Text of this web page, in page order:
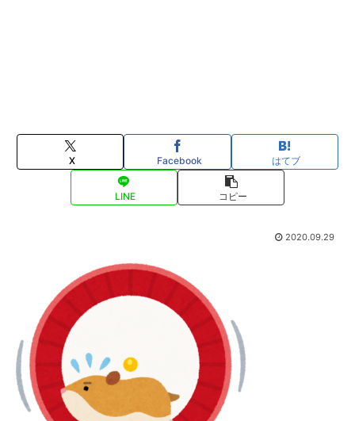
X Facebook はてブ
LINE コピー
2020.09.29